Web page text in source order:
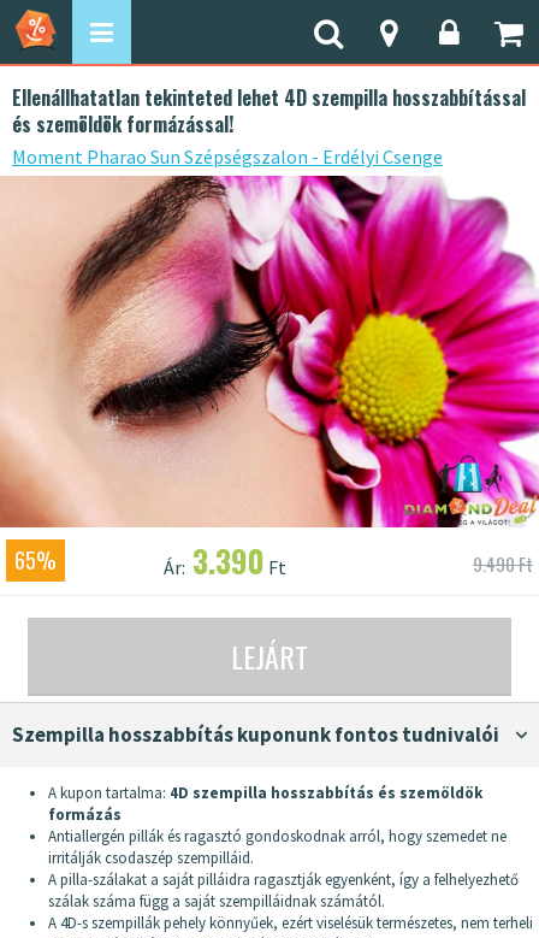
Ellenállhatatlan tekinteted lehet 4D szempilla hosszabbítással
és szemöldök formázással!
Moment Pharao Sun Szépségszalon - Erdélyi Csenge
65% Ár: 3.390 Ft 9.490 Ft
LEJÁRT
szempilla hosszabbítás kuponunk fontos tudnivalói
A kupon tartalma: 4D szempilla hosszabbítás és szemöldök
formázás
Antiallergén pillák és ragasztó gondoskodnak arról, hogy szemedet ne
irritálják csodaszép szempilláid.
A pilla-szálakat a saját pilláidra ragasztják egyenként, így a felhelyezhető
szálak száma függ a saját szempilláidnak számától.
A 4D-s szempillák pehely könnyűek, ezért viselésük természetes, nem terheli